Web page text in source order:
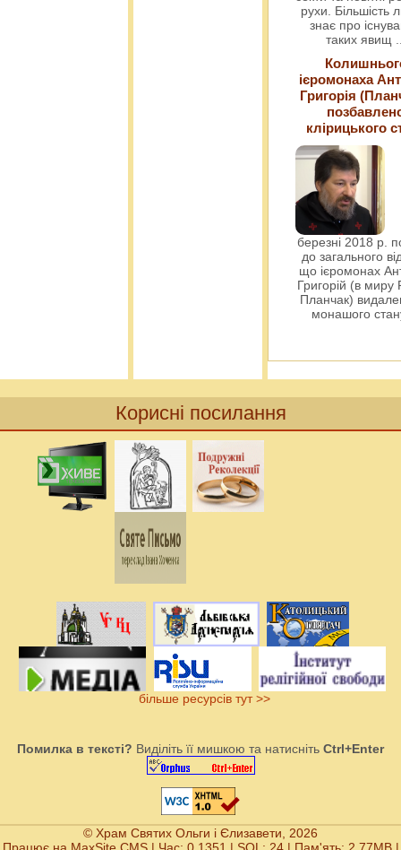
рухи. Більшість
знає про
таких явищ
ієромонаха
Григорія
клірицького
березні 2018 р.
до загального
що ієромонах
Григорій (в миру
Планчак)
монашого
Корисні посилання
більше ресурсів тут >>
Помилка в тексті? Виділіть її мишкою та натисніть Ctrl+Enter
© Храм Святих Ольги і Єлизавети, 2026